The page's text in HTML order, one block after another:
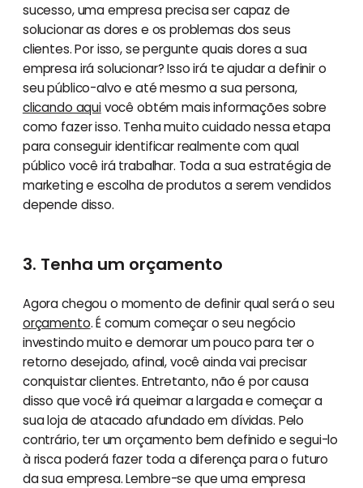
sucesso, uma empresa precisa ser capaz de
solucionar as dores e os problemas dos seus
clientes. Por isso, se pergunte quais dores a sua
empresa irá solucionar? Isso irá te ajudar a definir o
seu público-alvo e até mesmo a sua persona,
clicando aquivocê obtém mais informações sobre
como fazer isso. Tenha muito cuidado nessa etapa
para conseguir identificar realmente com qual
público você irá trabalhar. Toda a sua estratégia de
marketing e escolha de produtos a serem vendidos
depende disso.
3. Tenha um orçamento
Agora chegou o momento de definir qual será o seu
orçamento. É comum começar o seu negócio
investindo muito e demorar um pouco para ter o
retorno desejado, afinal, você ainda vai precisar
conquistar clientes. Entretanto, não é por causa
disso que você irá queimar a largada e começar a
sua loja de atacado afundado em dívidas. Pelo
contrário, ter um orçamento bem definido e segui-lo
à risca poderá fazer toda a diferença para o futuro
da sua empresa. Lembre-se que uma empresa